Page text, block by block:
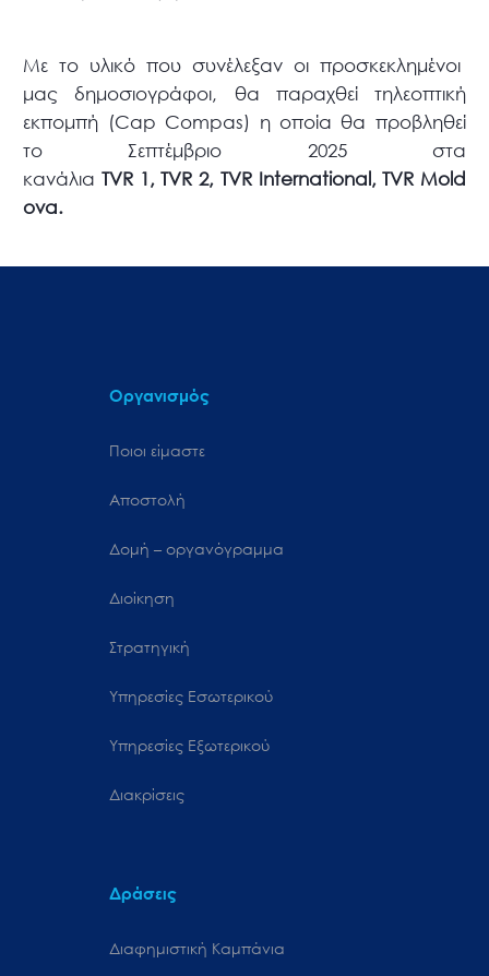
Με το υλικό που συνέλεξαν οι προσκεκλημένοι
μας δημοσιογράφοι, θα παραχθεί τηλεοπτική
εκπομπή (Cap Compas) η οποία θα προβληθεί
το Σεπτέμβριο 2025 στα
κανάλια TVR1,TVR 2, TVR International,TVR Mold
ova.
Οργανισμός
Ποιοι είμαστε
Αποστολή
Δομή – οργανόγραμμα
Διοίκηση
Στρατηγική
Υπηρεσίες Εσωτερικού
Υπηρεσίες Εξωτερικού
Διακρίσεις
Δράσεις
Διαφημιστική Καμπάνια